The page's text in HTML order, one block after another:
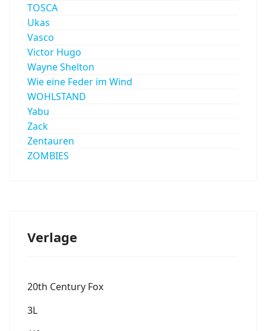
TOSCA
Ukas
Vasco
Victor Hugo
Wayne Shelton
Wie eine Feder im Wind
WOHLSTAND
Yabu
Zack
Zentauren
ZOMBIES
Verlage
20th Century Fox
3L